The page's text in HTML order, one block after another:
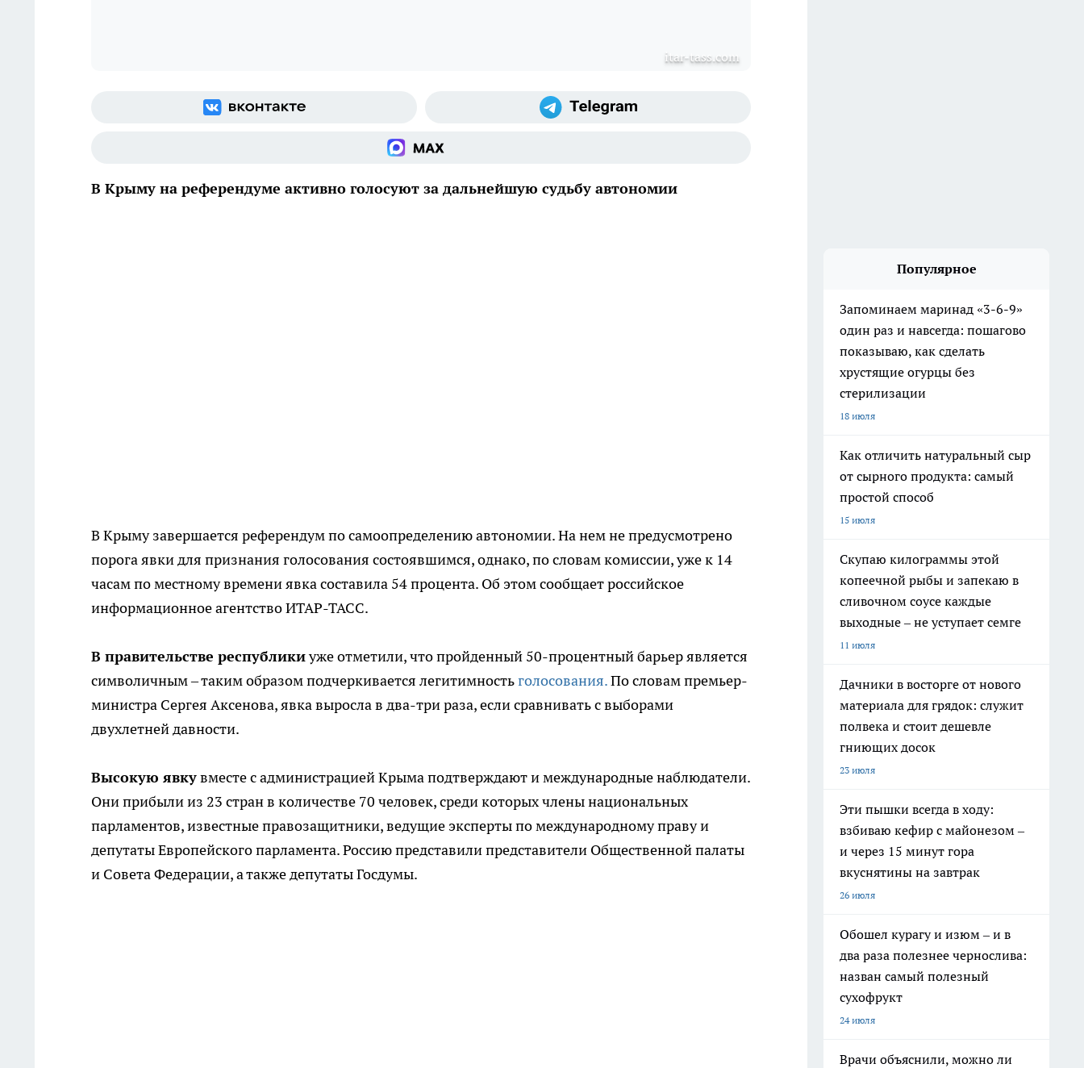
itar-tass.com
В Крыму на референдуме активно голосуют за дальнейшую судьбу автономии
В Крыму завершается референдум по самоопределению автономии. На нем не предусмотрено
порога явки для признания голосования состоявшимся, однако, по словам комиссии, уже к 14
часам по местному времени явка составила 54 процента. Об этом сообщает российское
информационное агентство ИТАР-ТАСС.
В правительстве республикиуже отметили, что пройденный 50-процентный барьер является
символичным – таким образом подчеркивается легитимностьголосования.По словам премьер-
министра Сергея Аксенова, явка выросла в два-три раза, если сравнивать с выборами
двухлетней давности.
Высокую явкувместе с администрацией Крыма подтверждают и международные наблюдатели.
Они прибыли из 23 стран в количестве 70 человек, среди которых члены национальных
парламентов, известные правозащитники, ведущие эксперты по международному праву и
депутаты Европейского парламента. Россию представили представители Общественной палаты
и Совета Федерации, а также депутаты Госдумы.
Популярное
Запоминаем маринад «3-6-9»
один раз и навсегда: пошагово
показываю, как сделать
хрустящие огурцы без
стерилизации
18 июля
Как отличить натуральный сыр
от сырного продукта: самый
простой способ
15 июля
Скупаю килограммы этой
копеечной рыбы и запекаю в
сливочном соусе каждые
выходные – не уступает семге
11 июля
Дачники в восторге от нового
материала для грядок: служит
полвека и стоит дешевле
гниющих досок
23 июля
Эти пышки всегда в ходу:
взбиваю кефир с майонезом –
и через 15 минут гора
вкуснятины на завтрак
26 июля
Обошел курагу и изюм – и в
два раза полезнее чернослива:
назван самый полезный
сухофрукт
24 июля
Врачи объяснили, можно ли